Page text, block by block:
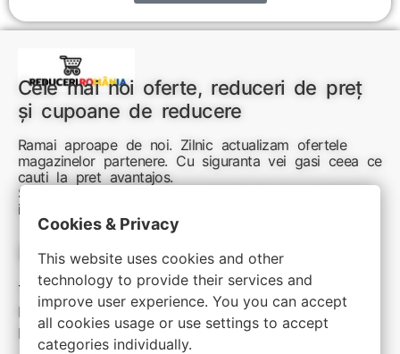
Cele mai noi oferte, reduceri de preț
și cupoane de reducere
Ramai aproape de noi. Zilnic actualizam ofertele
magazinelor partenere. Cu siguranta vei gasi ceea ce
cauti la pret avantajos.
Sunteti aici pentru reduceri inteligente si cumpărături
inspirate
Link-uri utile:
Termeni si conditii
Politica de confidentialitate
Politica de cookie
Cookies & Privacy
This website uses cookies and other
technology to provide their services and
improve user experience. You you can accept
all cookies usage or use settings to accept
categories individually.